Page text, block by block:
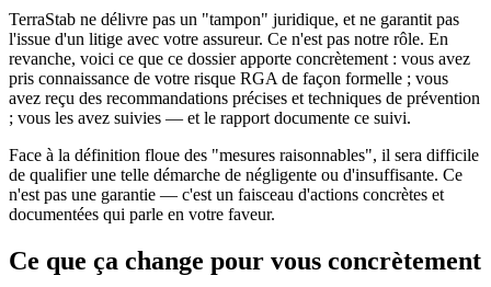
TerraStab ne délivre pas un "tampon" juridique, et ne garantit pas
l'issue d'un litige avec votre assureur. Ce n'est pas notre rôle. En
revanche, voici ce que ce dossier apporte concrètement : vous avez
pris connaissance de votre risque RGA de façon formelle ; vous
avez reçu des recommandations précises et techniques de prévention
; vous les avez suivies — et le rapport documente ce suivi.
Face à la définition floue des "mesures raisonnables", il sera difficile
de qualifier une telle démarche de négligente ou d'insuffisante. Ce
n'est pas une garantie — c'est un faisceau d'actions concrètes et
documentées qui parle en votre faveur.
Ce que ça change pour vous concrètement